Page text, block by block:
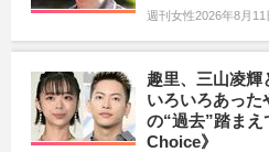
週刊女性2026年8月11
趣里、三山凌輝
いろいろあった
の“過去”踏まえ
Choice》